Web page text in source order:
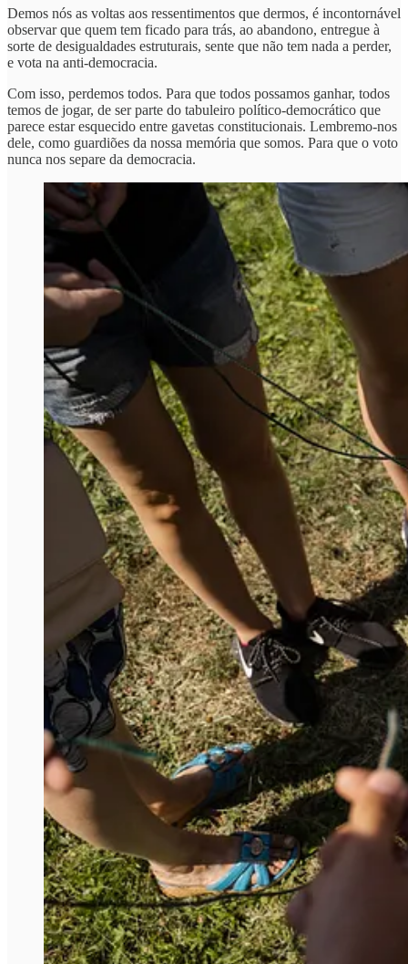
Demos nós as voltas aos ressentimentos que dermos, é incontornável
observar que quem tem ficado para trás, ao abandono, entregue à
sorte de desigualdades estruturais, sente que não tem nada a perder,
e vota na anti-democracia.
Com isso, perdemos todos. Para que todos possamos ganhar, todos
temos de jogar, de ser parte do tabuleiro político-democrático que
parece estar esquecido entre gavetas constitucionais. Lembremo-nos
dele, como guardiões da nossa memória que somos. Para que o voto
nunca nos separe da democracia.